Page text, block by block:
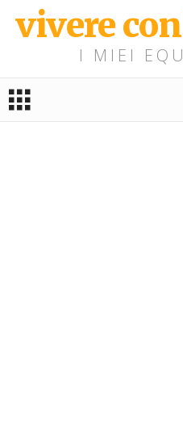
vivere
I MIEI